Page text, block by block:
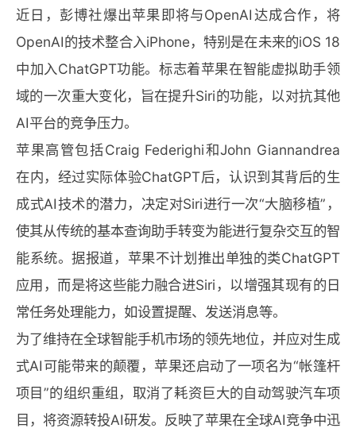
近日，彭博社爆出苹果即将与OpenAI达成合作，将
OpenAI的技术整合入iPhone，特别是在未来的iOS 18
中加入ChatGPT功能。标志着苹果在智能虚拟助手领
域的一次重大变化，旨在提升Siri的功能，以对抗其他
AI平台的竞争压力。
苹果高管包括Craig Federighi和John Giannandrea
在内，经过实际体验ChatGPT后，认识到其背后的生
成式AI技术的潜力，决定对Siri进行一次“大脑移植”，
使其从传统的基本查询助手转变为能进行复杂交互的智
能系统。据报道，苹果不计划推出单独的类ChatGPT
应用，而是将这些能力融合进Siri，以增强其现有的日
常任务处理能力，如设置提醒、发送消息等。
为了维持在全球智能手机市场的领先地位，并应对生成
式AI可能带来的颠覆，苹果还启动了一项名为“帐篷杆
项目”的组织重组，取消了耗资巨大的自动驾驶汽车项
目，将资源转投AI研发。反映了苹果在全球AI竞争中迅